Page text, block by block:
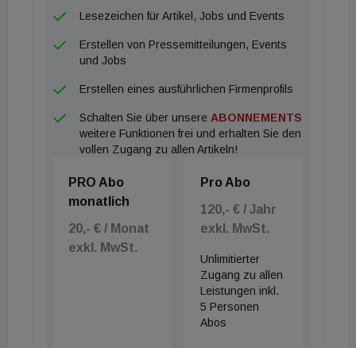
Vermittlung auf dem Laufenden.
Lesezeichen für Artikel, Jobs und Events
Erstellen von Pressemitteilungen, Events
und Jobs
Erstellen eines ausführlichen Firmenprofils
Schalten Sie über unsere ABONNEMENTS
weitere Funktionen frei und erhalten Sie den
vollen Zugang zu allen Artikeln!
PRO Abo
monatlich
20,- € / Monat
exkl. MwSt.
Pro Abo
120,- € / Jahr
exkl. MwSt.
Unlimitierter
Zugang zu allen
Leistungen inkl.
5 Personen
Abos